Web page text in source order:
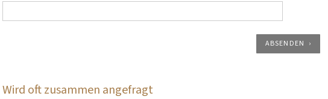
ABSENDEN
Wird oft zusammen angefragt